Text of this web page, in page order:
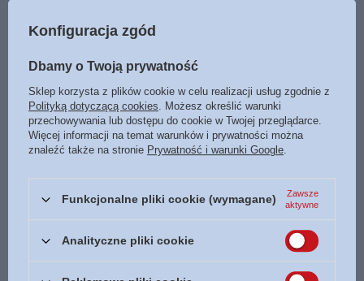
Heather Morris - oprawa
miękka
39,90 zł szt.
39,90 zł /
Konfiguracja zgód
Dbamy o Twoją prywatność
Sklep korzysta z plików cookie w celu realizacji usług zgodnie z
Polityką dotyczącą cookies. Możesz określić warunki
przechowywania lub dostępu do cookie w Twojej przeglądarce.
Więcej informacji na temat warunków i prywatności można
znaleźć także na stronie Prywatność i warunki Google.
Funkcjonalne pliki cookie (wymagane)
Zawsze
aktywne
Analityczne pliki cookie